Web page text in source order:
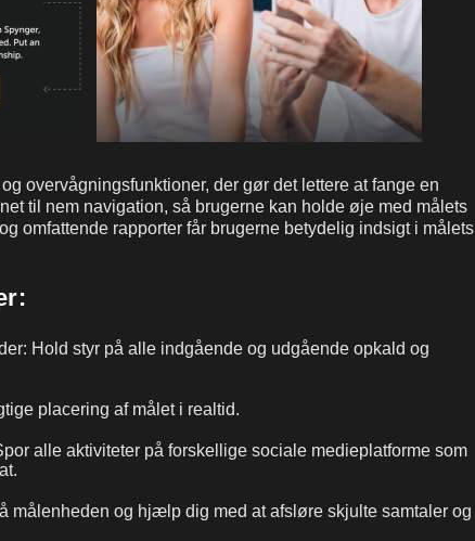
overvågningsfunktioner, der gør det lettere at fange en
til nem navigation, så brugerne kan holde øje med målets
omfattende rapporter får brugerne betydelig indsigt i målets
Hold styr på alle indgående og udgående opkald og
placering af målet i realtid.
alle aktiviteter på forskellige sociale medieplatforme som
målenheden og hjælp dig med at afsløre skjulte samtaler og